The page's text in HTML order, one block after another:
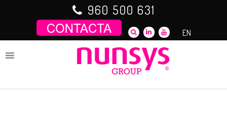
960 500 631
EN